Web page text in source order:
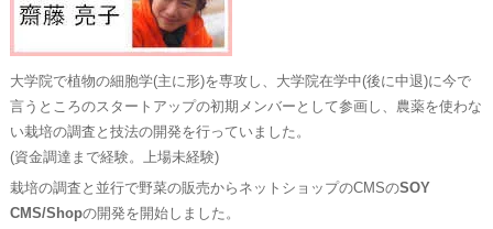
大学院で植物の細胞学(主に形)を専攻し、大学院在学中(後に中退)に今で
言うところのスタートアップの初期メンバーとして参画し、農薬を使わな
い栽培の調査と技法の開発を行っていました。
(資金調達まで経験。上場未経験)
栽培の調査と並行で野菜の販売からネットショップのCMSのSOY
CMS/Shopの開発を開始しました。